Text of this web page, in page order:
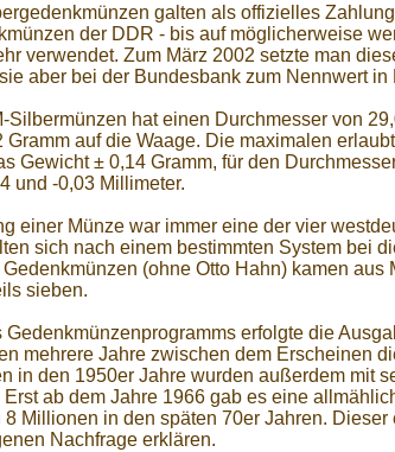
galten als offizielles
der DDR - bis auf möglicherweise
verwendet. Zum März 2002 setzte man
aber bei der Bundesbank zum Nennwert in
Silbermünzen hat einen Durchmesser von
Gramm auf die Waage. Die maximalen
Gewicht ± 0,14 Gramm, für den
und -0,03 Millimeter.
einer Münze war immer eine der vier
sich nach einem bestimmten System bei
(ohne Otto Hahn) kamen aus
sieben.
Gedenkmünzenprogramms erfolgte die
mehrere Jahre zwischen dem Erscheinen
in den 1950er Jahre wurden außerdem mit
Erst ab dem Jahre 1966 gab es eine
Millionen in den späten 70er Jahren.
Nachfrage erklären.